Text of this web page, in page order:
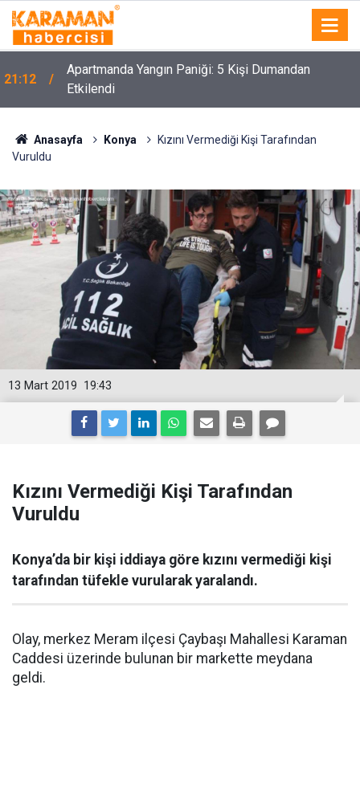
21:12
Apartmanda Yangın Paniği: 5 Kişi Dumandan
Etkilendi
Anasayfa Konya
Kızını Vermediği Kişi Tarafından
Vuruldu
19:43
13 Mart 2019
Kızını Vermediği Kişi Tarafından
Vuruldu
Konya’da bir kişi iddiaya göre kızını vermediği kişi
tarafından tüfekle vurularak yaralandı.
Olay, merkez Meram ilçesi Çaybaşı Mahallesi Karaman
Caddesi üzerinde bulunan bir markette meydana
geldi.